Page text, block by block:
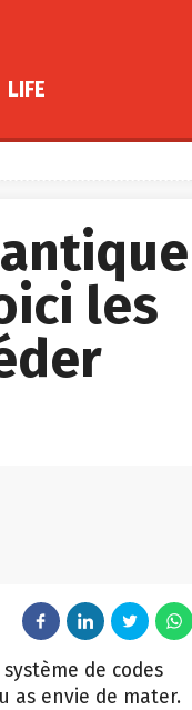
LIFE
les
de codes
as envie de mater.